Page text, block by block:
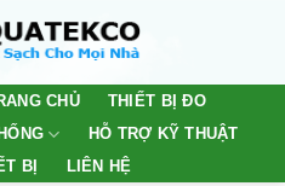
CHỦ
THIẾT BỊ ĐO
HỖ TRỢ KỸ THUẬT
BỊ
LIÊN HỆ